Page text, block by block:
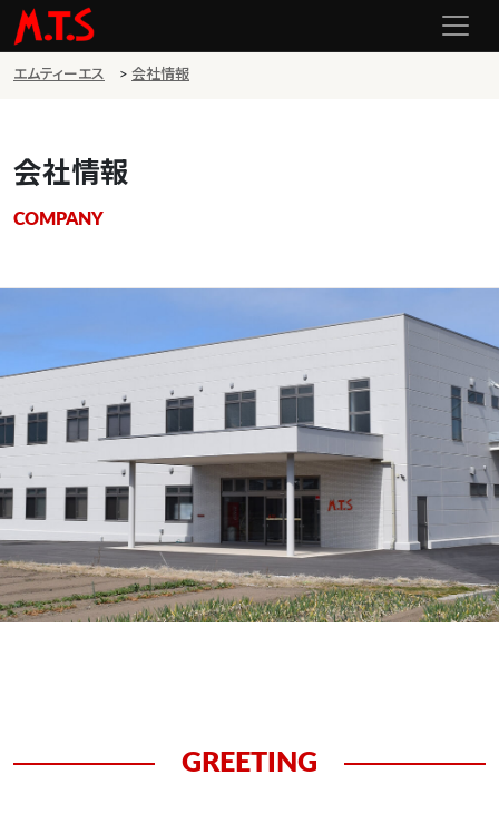
エムティーエス > 会社情報
会社情報
COMPANY
GREETING